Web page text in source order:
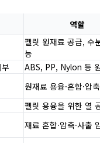
역할
펠릿 원재료 공급, 수
능
ABS, PP, Nylon 등
원재료 용융·혼합·압축
펠릿 용융을 위한 열
재료 혼합·압축·사출